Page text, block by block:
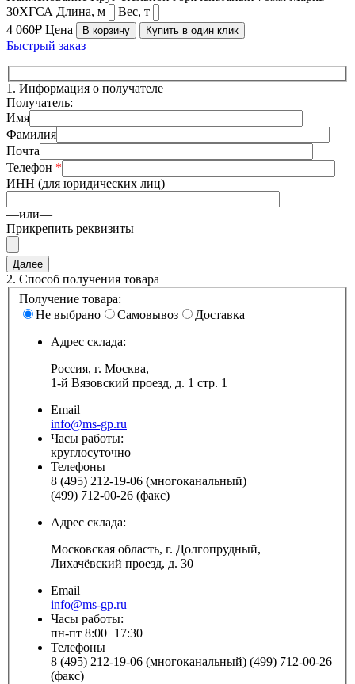
30ХГСА Длина, м
Вес, т
4 060₽ Цена В корзину Купить в один клик
Быстрый заказ
1. Информация о получателе
Получатель:
Имя
Фамилия
Почта
Телефон *
ИНН (для юридических лиц)
—или—
Прикрепить реквизиты
2. Способ получения товара
Получение товара:
Не выбрано
Самовывоз
Доставка
Адрес склада:
Россия, г. Москва,
1-й Вязовский проезд, д. 1 стр. 1
Email
info@ms-gp.ru
Часы работы:
круглосуточно
Телефоны
8 (495) 212-19-06 (многоканальный)
(499) 712-00-26 (факс)
Адрес склада:
Московская область, г. Долгопрудный,
Лихачёвский проезд, д. 30
Email
info@ms-gp.ru
Часы работы:
пн-пт 8:00−17:30
Телефоны
8 (495) 212-19-06 (многоканальный) (499) 712-00-26
(факс)